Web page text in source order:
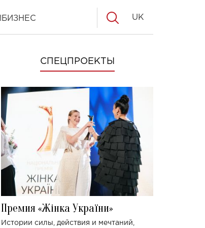
БИЗНЕС UK
СПЕЦПРОЕКТЫ
Премия «Жінка України»
Истории силы, действия и мечтаний,